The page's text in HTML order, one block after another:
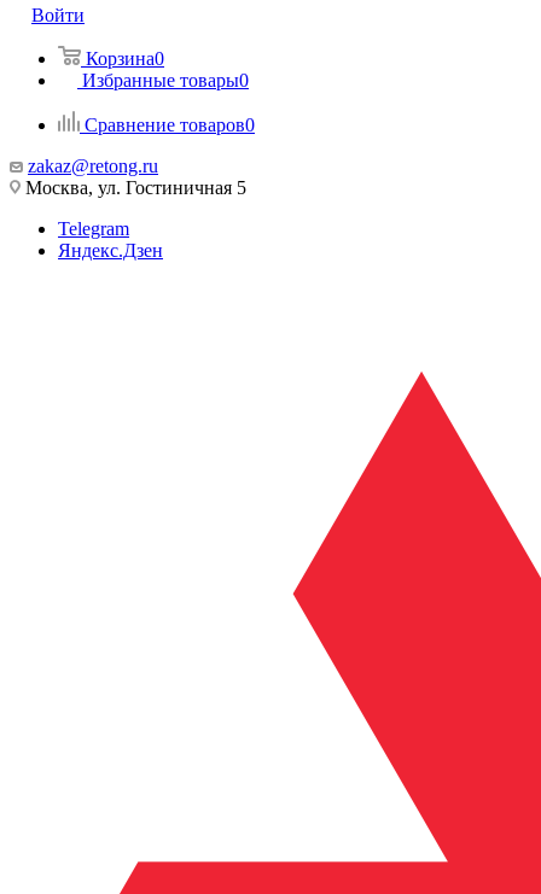
Войти
Корзина0
Избранные товары0
Сравнение товаров0
zakaz@retong.ru
Москва, ул. Гостиничная 5
Telegram
Яндекс.Дзен